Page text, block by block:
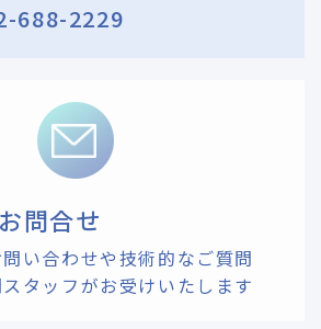
688-2229
問合せ
い合わせや技術的なご質問
タッフがお受けいたします